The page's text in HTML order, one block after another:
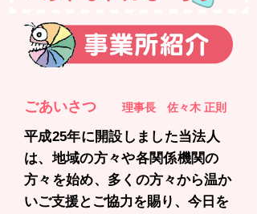
ごあいさつ 理事長 佐々木 正則
平成25年に開設しました当法人
は、地域の方々や各関係機関の
方々を始め、多くの方々から温か
いご支援とご協力を賜り、今日を